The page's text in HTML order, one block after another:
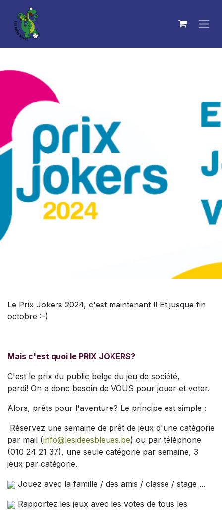
Se rendre au contenu
Le Prix Jokers 2024, c'est maintenant !! Et jusque fin
octobre :-)
Mais c'est quoi le PRIX JOKERS?
C'est le prix du public belge du jeu de société,
pardi! On a donc besoin de VOUS pour jouer et voter.
Alors, prêts pour l'aventure? Le principe est simple :
Réservez une semaine de prêt de jeux d'une catégorie
par mail (info@lesideesbleues.be) ou par téléphone
(010 24 21 37), une seule catégorie par semaine, 3
jeux par catégorie.
Jouez avec la famille / des amis / classe / stage ...
Rapportez les jeux avec les votes de tous les